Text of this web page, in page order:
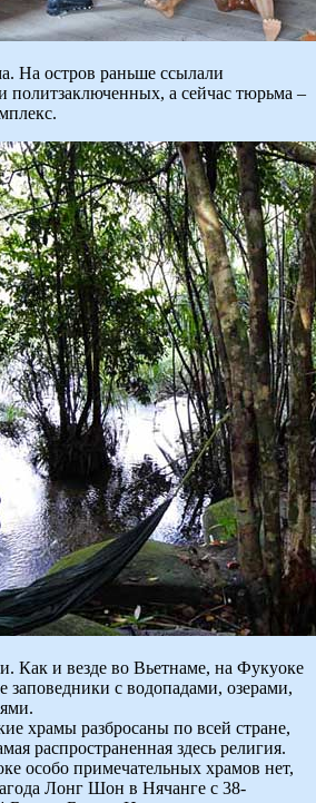
На остров раньше ссылали
политзаключенных, а сейчас тюрьма –
Как и везде во Вьетнаме, на Фукуоке
заповедники с водопадами, озерами,
храмы разбросаны по всей стране,
распространенная здесь религия.
особо примечательных храмов нет,
Лонг Шон в Нячанге с 38-